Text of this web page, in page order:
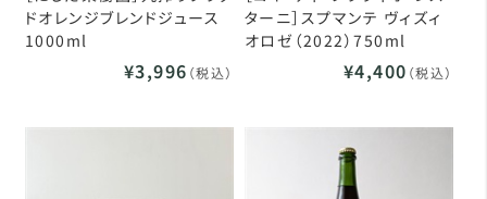
ドオレンジブレンドジュース
1000ml
¥3,996 （税込）
ターニ］スプマンテ ヴィズィ
オロゼ（2022）750ml
¥4,400 （税込）